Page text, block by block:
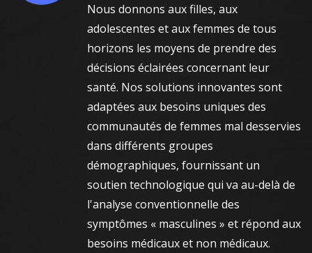
Nous donnons aux filles, aux
adolescentes et aux femmes de tous
horizons les moyens de prendre des
décisions éclairées concernant leur
santé. Nos solutions innovantes sont
adaptées aux besoins uniques des
communautés de femmes mal desservies
dans différents groupes
démographiques, fournissant un
soutien technologique qui va au-delà de
l'analyse conventionnelle des
symptômes « masculines » et répond aux
besoins médicaux et non médicaux.